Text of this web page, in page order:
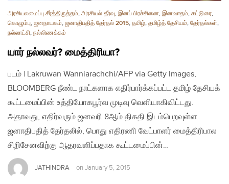
அரசியலமைப்பு சீர்த்திருத்தம், அரசியல் தீர்வு, இனப் பிரச்சினை, இனவாதம், கட்டுரை,
கொழும்பு, ஜனநாயகம், ஜனாதிபதித் தேர்தல் 2015, தமிழ், தமிழ்த் தேசியம், தேர்தல்கள்,
நல்லாட்சி, நல்லிணக்கம்
யார் நல்லவர்? மைத்திரியா?
படம் | Lakruwan Wanniarachchi/AFP via Getty Images,
BLOOMBERG நீண்ட நாட்களாக எதிர்பார்க்கப்பட்ட தமிழ் தேசியக்
கூட்டமைப்பின் உத்தியோகபூர்வ முடிவு வெளியாகிவிட்டது.
அதாவது, எதிர்வரும் ஜனவரி 8ஆம் திகதி இடம்பெறவுள்ள
ஜனாதிபதித் தேர்தலில், பொது எதிரணி வேட்பாளர் மைத்திரிபால
சிறிசேனவிற்கு ஆதரவளிப்பதாக கூட்டமைப்பின்…
JATHINDRA on January 5, 2015